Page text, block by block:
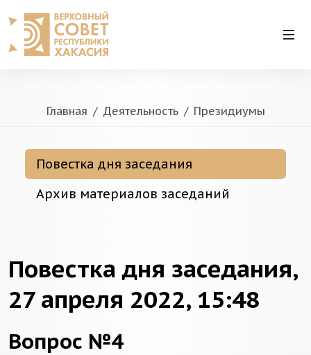
Главная Деятельность Президиумы
Повестка дня заседания
Архив материалов заседаний
Повестка дня заседания,
27 апреля 2022, 15:48
Вопрос №4